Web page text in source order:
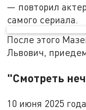
— повторил
самого сериала.
После этого
Львович,
"Смотреть
10 июня 2025